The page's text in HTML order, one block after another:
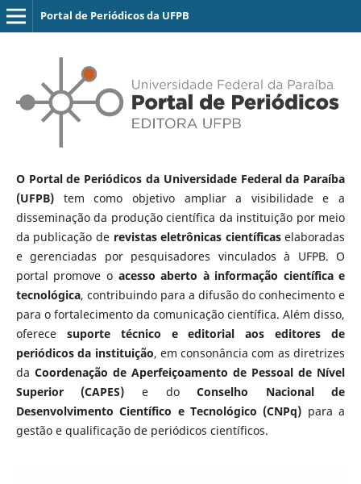
Portal de Periódicos da UFPB
O Portal de Periódicos da Universidade Federal da Paraíba
(UFPB)tem como objetivo ampliar a visibilidade e a
disseminação da produção científica da instituição por meio
da publicação de revistas eletrônicas científicaselaboradas
e gerenciadas por pesquisadores vinculados à UFPB. O
portal promove o acesso aberto à informação científica e
tecnológica, contribuindo para a difusão do conhecimento e
para o fortalecimento da comunicação científica. Além disso,
oferece suporte técnico e editorial aos editores de
periódicos da instituição, em consonância com as diretrizes
da Coordenação de Aperfeiçoamento de Pessoal de Nível
Superior (CAPES) e doConselho Nacional de
Desenvolvimento Científico e Tecnológico (CNPq) para a
gestão e qualificação de periódicos científicos.